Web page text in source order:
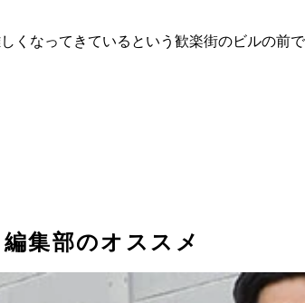
なってきているという歓楽街のビルの前
編集部のオススメ